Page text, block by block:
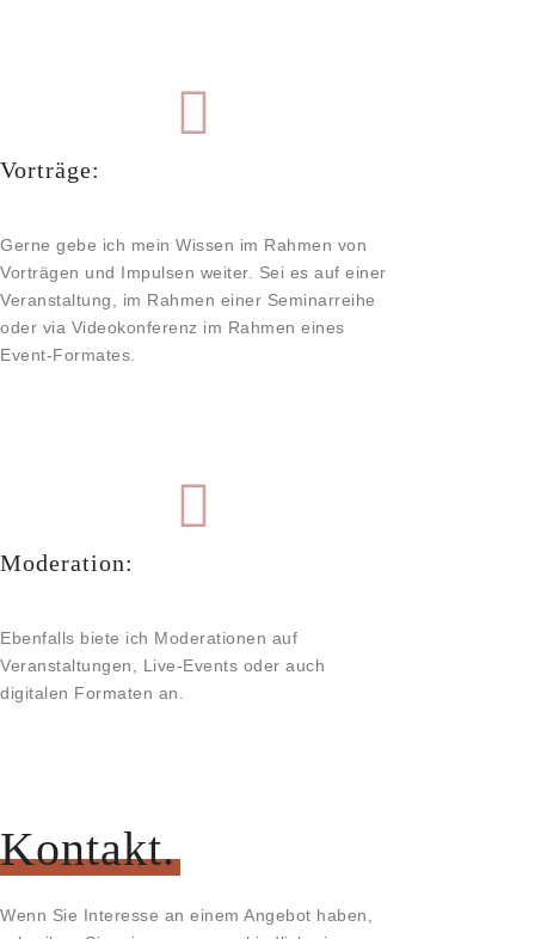
Vorträge:
Gerne gebe ich mein Wissen im Rahmen von
Vorträgen und Impulsen weiter. Sei es auf einer
Veranstaltung, im Rahmen einer Seminarreihe
oder via Videokonferenz im Rahmen eines
Event-Formates.
Moderation:
Ebenfalls biete ich Moderationen auf
Veranstaltungen, Live-Events oder auch
digitalen Formaten an.
Kontakt.
Wenn Sie Interesse an einem Angebot haben,